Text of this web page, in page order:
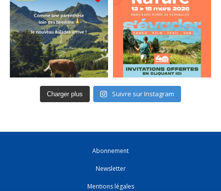
Charger plus Suivre sur Instagram
Abonnement
Newsletter
Mentions légales